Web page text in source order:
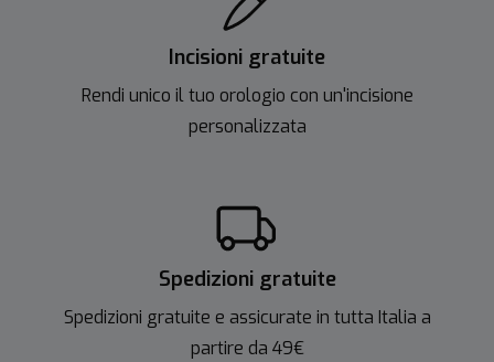
Incisioni gratuite
Rendi unico il tuo orologio con un'incisione
personalizzata
Spedizioni gratuite
Spedizioni gratuite e assicurate in tutta Italia a
partire da 49€